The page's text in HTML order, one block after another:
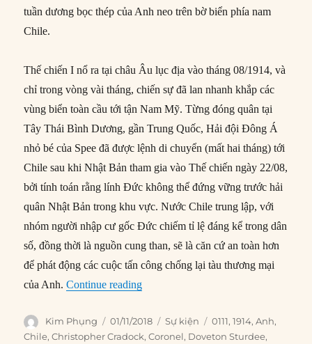
tuần dương bọc thép của Anh neo trên bờ biển phía nam
Chile.
Thế chiến I nổ ra tại châu Âu lục địa vào tháng 08/1914, và
chỉ trong vòng vài tháng, chiến sự đã lan nhanh khắp các
vùng biển toàn cầu tới tận Nam Mỹ. Từng đóng quân tại
Tây Thái Bình Dương, gần Trung Quốc, Hải đội Đông Á
nhỏ bé của Spee đã được lệnh di chuyển (mất hai tháng) tới
Chile sau khi Nhật Bản tham gia vào Thế chiến ngày 22/08,
bởi tính toán rằng lính Đức không thể đứng vững trước hải
quân Nhật Bản trong khu vực. Nước Chile trung lập, với
nhóm người nhập cư gốc Đức chiếm tỉ lệ đáng kể trong dân
số, đồng thời là nguồn cung than, sẽ là căn cứ an toàn hơn
để phát động các cuộc tấn công chống lại tàu thương mại
của Anh.Continue reading“01/11/1914: Trận Coronel”
Author
Kim Phụng
Posted
on
01/11/2018 Categories
Sự kiện Tags
0111,1914,Anh,
Chile,Christopher Cradock,Coronel, Doveton Sturdee,